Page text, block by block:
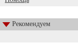
Рекомендуем